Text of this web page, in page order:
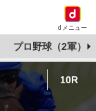
dメニュー
プロ野球（2軍）
10R